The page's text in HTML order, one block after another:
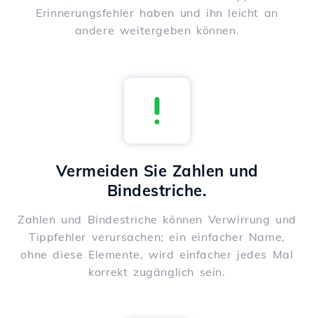
Erinnerungsfehler haben und ihn leicht an
andere weitergeben können.
Vermeiden Sie Zahlen und
Bindestriche.
Zahlen und Bindestriche können Verwirrung und
Tippfehler verursachen; ein einfacher Name,
ohne diese Elemente, wird einfacher jedes Mal
korrekt zugänglich sein.